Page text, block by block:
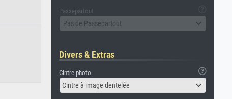
Passepartout
Pas de Passepartout
Divers & Extras
Cintre photo
Cintre à image dentelée